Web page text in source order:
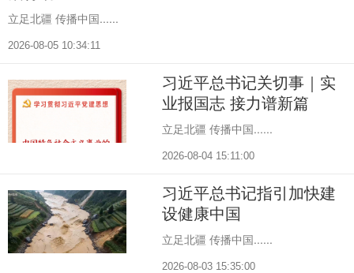
立足北疆 传播中国......
2026-08-05 10:34:11
习近平总书记关切事｜实
业报国志 接力谱新篇
立足北疆 传播中国......
2026-08-04 15:11:00
习近平总书记指引加快建
设健康中国
立足北疆 传播中国......
2026-08-03 15:35:00